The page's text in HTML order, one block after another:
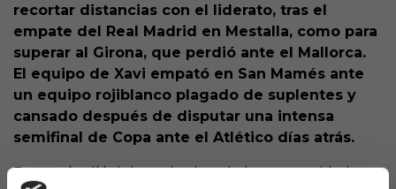
recortar distancias con el liderato, tras el
empate del Real Madrid en Mestalla, como para
superar al Girona, que perdió ante el Mallorca.
El equipo de Xavi empató en San Mamés ante
un equipo rojiblanco plagado de suplentes y
cansado después de disputar una intensa
semifinal de Copa ante el Atlético días atrás.
Pero más allá del resultado y de la oportunidad